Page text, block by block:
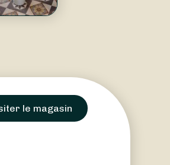
le magasin